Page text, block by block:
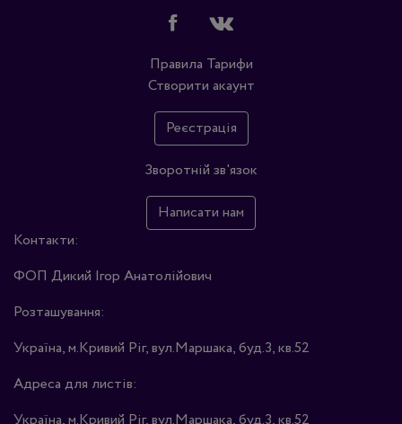
Правила Тарифи
Створити акаунт
Реєстрація
Зворотній зв'язок
Написати нам
Контакти:
ФОП Дикий Ігор Анатолійович
Розташування:
Україна, м.Кривий Ріг, вул.Маршака, буд.3, кв.52
Адреса для листів: